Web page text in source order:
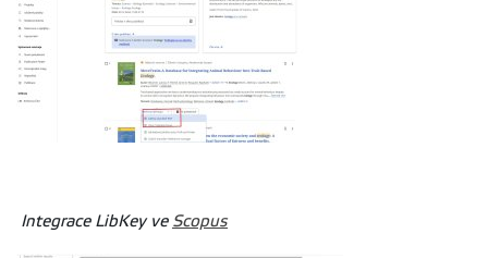
Integrace LibKey ve Scopus